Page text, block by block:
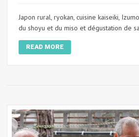
Japon rural, ryokan, cuisine kaiseiki,
du shoyu et du miso et dégustation de
READ MORE